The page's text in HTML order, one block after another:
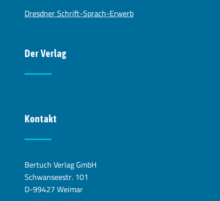
Dresdner Schrift-Sprach-Erwerb
Der Verlag
Kontakt
Bertuch Verlag GmbH
Schwanseestr. 101
D-99427 Weimar